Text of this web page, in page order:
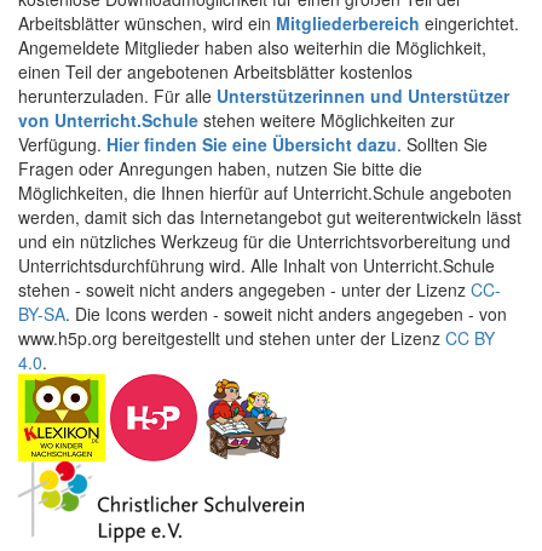
Arbeitsblätter wünschen, wird ein Mitgliederbereich eingerichtet.
Angemeldete Mitglieder haben also weiterhin die Möglichkeit,
einen Teil der angebotenen Arbeitsblätter kostenlos
herunterzuladen. Für alle Unterstützerinnen und Unterstützer
von Unterricht.Schule stehen weitere Möglichkeiten zur
Verfügung. Hier finden Sie eine Übersicht dazu. Sollten Sie
Fragen oder Anregungen haben, nutzen Sie bitte die
Möglichkeiten, die Ihnen hierfür auf Unterricht.Schule angeboten
werden, damit sich das Internetangebot gut weiterentwickeln lässt
und ein nützliches Werkzeug für die Unterrichtsvorbereitung und
Unterrichtsdurchführung wird. Alle Inhalt von Unterricht.Schule
stehen - soweit nicht anders angegeben - unter der Lizenz CC-
BY-SA. Die Icons werden - soweit nicht anders angegeben - von
www.h5p.org bereitgestellt und stehen unter der Lizenz CC BY
4.0.